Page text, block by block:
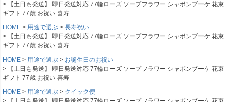
【土日も発送】 即日発送対応 77輪ローズ ソープフラワー シャボンブーケ 花束
ギフト 77歳 お祝い 喜寿
HOME
用途で選ぶ
長寿祝い
【土日も発送】 即日発送対応 77輪ローズ ソープフラワー シャボンブーケ 花束
ギフト 77歳 お祝い 喜寿
HOME
用途で選ぶ
お誕生日のお祝い
【土日も発送】 即日発送対応 77輪ローズ ソープフラワー シャボンブーケ 花束
ギフト 77歳 お祝い 喜寿
HOME
用途で選ぶ
クイック便